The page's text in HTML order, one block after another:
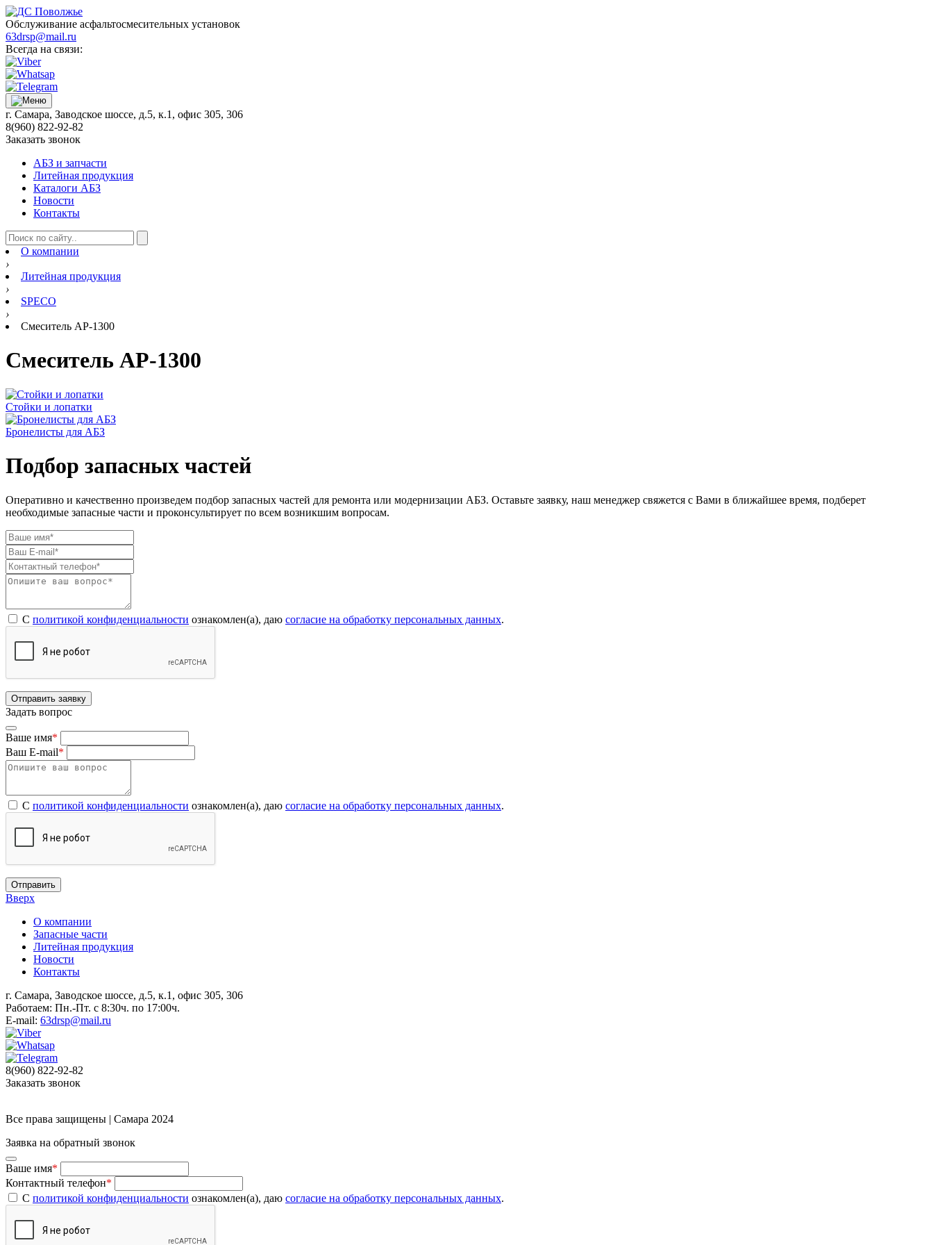
Обслуживание асфальтосмесительных установок
63drsp@mail.ru
Всегда на связи:
г. Самара, Заводское шоссе, д.5, к.1, офис 305, 306
8(960) 822-92-82
Заказать звонок
АБЗ и запчасти
Литейная продукция
Каталоги АБЗ
Новости
Контакты
О компании
›
Литейная продукция
›
SPECO
›
Смеситель AP-1300
Смеситель AP-1300
Стойки и лопатки
Бронелисты для АБЗ
Подбор запасных частей
Оперативно и качественно произведем подбор запасных частей для ремонта или модернизации АБЗ. Оставьте заявку, наш менеджер свяжется с Вами в ближайшее время, подберет
необходимые запасные части и проконсультирует по всем возникшим вопросам.
С политикой конфиденциальности ознакомлен(а), даю согласие на обработку персональных данных.
Отправить заявку
Задать вопрос
Ваше имя*
Ваш E-mail*
С политикой конфиденциальности ознакомлен(а), даю согласие на обработку персональных данных.
Отправить
Вверх
О компании
Запасные части
Литейная продукция
Новости
Контакты
г. Самара, Заводское шоссе, д.5, к.1, офис 305, 306
Работаем: Пн.-Пт. с 8:30ч. по 17:00ч.
E-mail: 63drsp@mail.ru
8(960) 822-92-82
Заказать звонок
Все права защищены | Самара 2024
Заявка на обратный звонок
Ваше имя*
Контактный телефон*
С политикой конфиденциальности ознакомлен(а), даю согласие на обработку персональных данных.